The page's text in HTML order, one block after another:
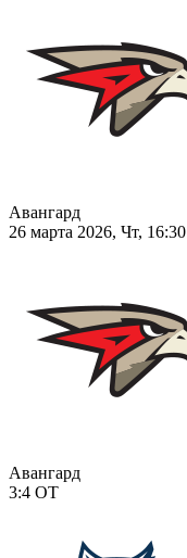
Авангард
26 марта 2026, Чт, 16:30
Авангард
3:4 ОТ